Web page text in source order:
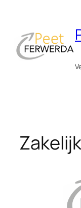
inhoud